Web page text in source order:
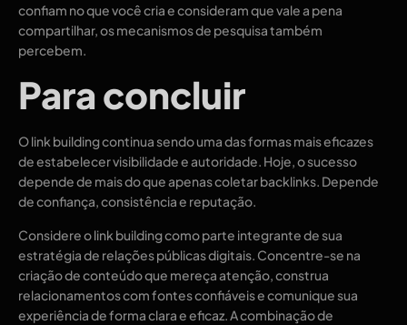
confiam no que você cria e consideram que vale a pena
compartilhar, os mecanismos de pesquisa também
percebem.
Para concluir
O link building continua sendo uma das formas mais eficazes
de estabelecer visibilidade e autoridade. Hoje, o sucesso
depende de mais do que apenas coletar backlinks. Depende
de confiança, consistência e reputação.
Considere o link building como parte integrante de sua
estratégia de relações públicas digitais. Concentre-se na
criação de conteúdo que mereça atenção, construa
relacionamentos com fontes confiáveis ​​e comunique sua
experiência de forma clara e eficaz. A combinação de